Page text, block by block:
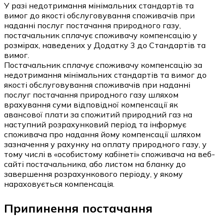
У разі недотримання мінімальних стандартів та
вимог до якості обслуговування споживачів при
наданні послуг постачання природного газу,
постачальник сплачує споживачу компенсацію у
розмірах, наведених у Додатку 3 до Стандартів та
вимог.
Постачальник сплачує споживачу компенсацію за
недотримання мінімальних стандартів та вимог до
якості обслуговування споживачів при наданні
послуг постачання природного газу шляхом
врахування суми відповідної компенсації як
авансової плати за спожитий природний газ на
наступний розрахунковий період та інформує
споживача про надання йому компенсації шляхом
зазначення у рахунку на оплату природного газу, у
тому числі в «особистому кабінеті» споживача на веб-
сайті постачальника, або листом на бланку до
завершення розрахункового періоду, у якому
нараховується компенсація.
Припинення постачання